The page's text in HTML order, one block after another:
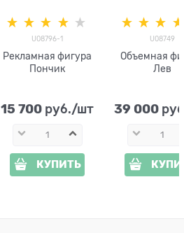
U08796-1
Рекламная фигура
Пончик
15 700 руб./шт
КУПИТЬ
U08749
Объемная
Лев
39 000